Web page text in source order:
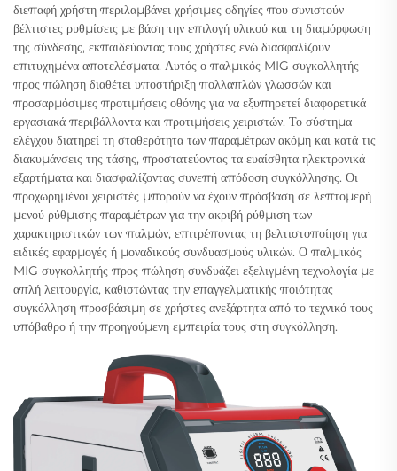
διεπαφή χρήστη περιλαμβάνει χρήσιμες οδηγίες που συνιστούν
βέλτιστες ρυθμίσεις με βάση την επιλογή υλικού και τη διαμόρφωση
της σύνδεσης, εκπαιδεύοντας τους χρήστες ενώ διασφαλίζουν
επιτυχημένα αποτελέσματα. Αυτός ο παλμικός MIG συγκολλητής
προς πώληση διαθέτει υποστήριξη πολλαπλών γλωσσών και
προσαρμόσιμες προτιμήσεις οθόνης για να εξυπηρετεί διαφορετικά
εργασιακά περιβάλλοντα και προτιμήσεις χειριστών. Το σύστημα
ελέγχου διατηρεί τη σταθερότητα των παραμέτρων ακόμη και κατά τις
διακυμάνσεις της τάσης, προστατεύοντας τα ευαίσθητα ηλεκτρονικά
εξαρτήματα και διασφαλίζοντας συνεπή απόδοση συγκόλλησης. Οι
προχωρημένοι χειριστές μπορούν να έχουν πρόσβαση σε λεπτομερή
μενού ρύθμισης παραμέτρων για την ακριβή ρύθμιση των
χαρακτηριστικών των παλμών, επιτρέποντας τη βελτιστοποίηση για
ειδικές εφαρμογές ή μοναδικούς συνδυασμούς υλικών. Ο παλμικός
MIG συγκολλητής προς πώληση συνδυάζει εξελιγμένη τεχνολογία με
απλή λειτουργία, καθιστώντας την επαγγελματικής ποιότητας
συγκόλληση προσβάσιμη σε χρήστες ανεξάρτητα από το τεχνικό τους
υπόβαθρο ή την προηγούμενη εμπειρία τους στη συγκόλληση.